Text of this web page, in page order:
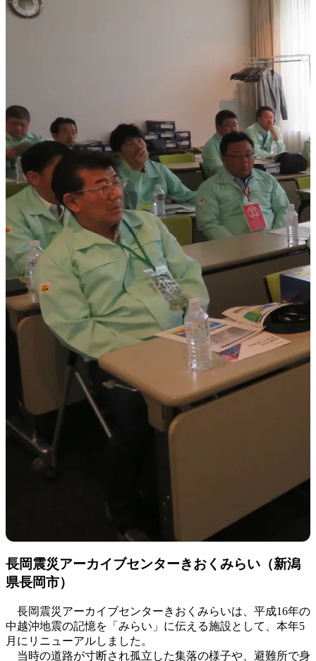
長岡震災アーカイブセンターきおくみらい（新潟
県長岡市）
長岡震災アーカイブセンターきおくみらいは、平成16年の
中越沖地震の記憶を「みらい」に伝える施設として、本年5
月にリニューアルしました。
当時の道路が寸断され孤立した集落の様子や、避難所で身